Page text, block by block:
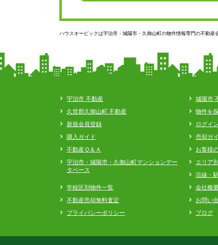
ハウスオービックは宇治市・城陽市・久御山町の物件情報専門の不動産
宇治市 不動産
城陽市
久世郡久御山町 不動産
物件を
新規会員登録
ログイ
購入ガイド
売却ガ
不動産Ｑ＆Ａ
お客様
宇治市・城陽市・久御山町マンションデー
タベース
エリア
沿線・
学校区別物件一覧
会社概
不動産売却無料査定
お問い
プライバシーポリシー
ブログ